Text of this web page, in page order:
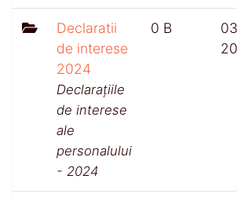
Declaratii
de interese
2024
Declarațiile
de interese
ale
personalului
- 2024
0 B